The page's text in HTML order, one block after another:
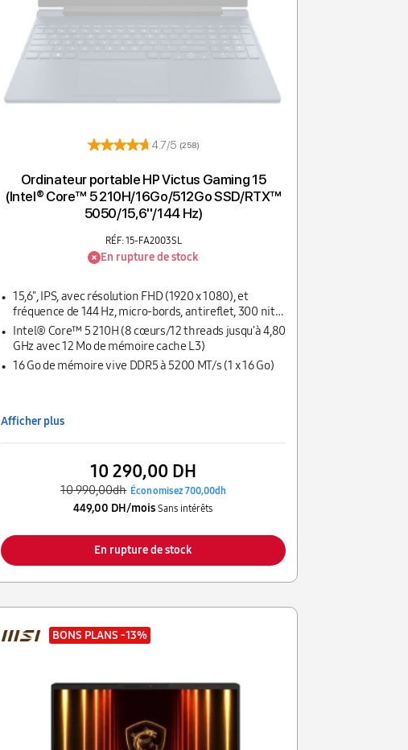
4.7/5 (258)
Ordinateur portable HP Victus Gaming 15
(Intel® Core™ 5 210H/16Go/512Go SSD/RTX™
5050/15,6''/144 Hz)
RÉF: 15-FA2003SL
En rupture de stock
15,6'', IPS, avec résolution FHD (1920 x 1080), et
fréquence de 144 Hz, micro-bords, antireflet, 300 nits,
62,5 % sRGB
Intel® Core™ 5 210H (8 cœurs/12 threads jusqu'à 4,80
GHz avec 12 Mo de mémoire cache L3)
16 Go de mémoire vive DDR5 à 5200 MT/s (1 x 16 Go)
Afficher plus
10 290,00 DH
10 990,00dh Économisez 700,00dh
449,00 DH/mois Sans intérêts
En rupture de stock
BONS PLANS -13%